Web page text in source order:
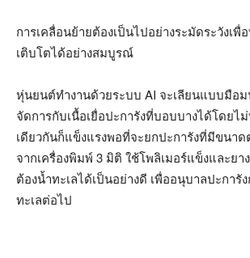
การเคลื่อนย้ายต้องเป็นไปอย่างระมัดระวังเพื่
เติบโตได้อย่างสมบูรณ์
หุ่นยนต์ทำงานด้วยระบบ AI จะเลียนแบบมือ
จัดการกับเนื้อเยื่อปะการังที่บอบบางได้โดยไ
เดียวกันก็แข็งแรงพอที่จะยกปะการังที่มีขนาด
จากเครื่องพิมพ์3 มิติ ใช้โพลิเมอร์แข็งและย
ต้องน้ำทะเลได้เป็นอย่างดี เพื่ออนุบาลปะการั
ทะเลต่อไป